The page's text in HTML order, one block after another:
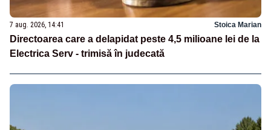
7 aug. 2026, 14:41 Stoica Marian
Directoarea care a delapidat peste 4,5 milioane lei de la
Electrica Serv - trimisă în judecată